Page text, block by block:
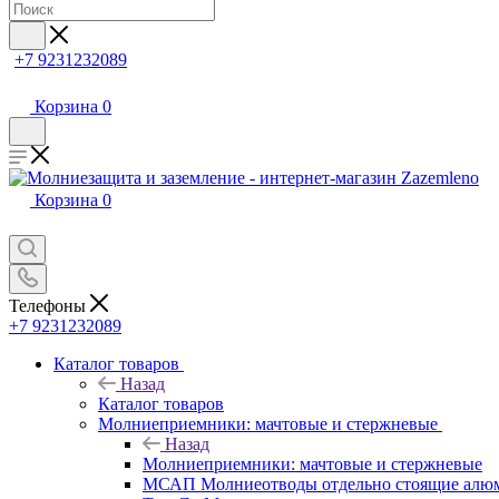
+7 9231232089
Корзина 0
Корзина 0
Телефоны
+7 9231232089
Каталог товаров
Назад
Каталог товаров
Молниеприемники: мачтовые и стержневые
Назад
Молниеприемники: мачтовые и стержневые
МСАП Молниеотводы отдельно стоящие